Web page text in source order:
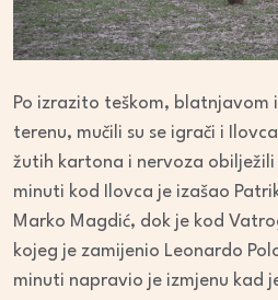
Po izrazito teškom, blatnjavom
terenu, mučili su se igrači i
žutih kartona i nervoza obilježili
minuti kod Ilovca je izašao
Marko Magdić, dok je kod
kojeg je zamijenio Leonardo
minuti napravio je izmjenu kad